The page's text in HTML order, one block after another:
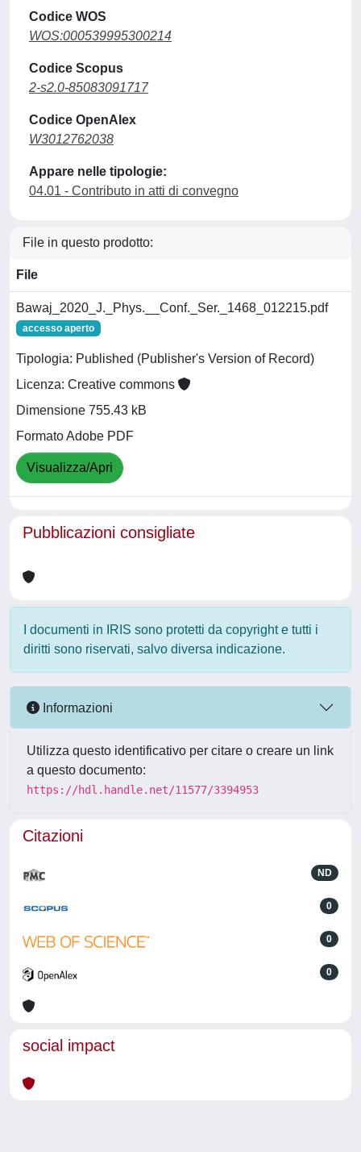
Codice WOS
WOS:000539995300214
Codice Scopus
2-s2.0-85083091717
Codice OpenAlex
W3012762038
Appare nelle tipologie:
04.01 - Contributo in atti di convegno
File in questo prodotto:
File
Bawaj_2020_J._Phys.__Conf._Ser._1468_012215.pdf
accesso aperto
Tipologia: Published (Publisher's Version of Record)
Licenza: Creative commons
Dimensione 755.43 kB
Formato Adobe PDF
Visualizza/Apri
Pubblicazioni consigliate
I documenti in IRIS sono protetti da copyright e tutti i
diritti sono riservati, salvo diversa indicazione.
Informazioni
Utilizza questo identificativo per citare o creare un link
a questo documento:
https://hdl.handle.net/11577/3394953
Citazioni
ND
0
0
0
social impact